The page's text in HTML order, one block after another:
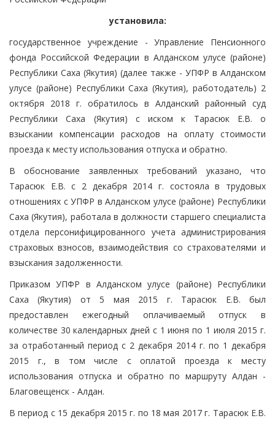
установила:
государственное учреждение - Управление Пенсионного
фонда Российской Федерации в Алданском улусе (районе)
Республики Саха (Якутия) (далее также - УПФР в Алданском
улусе (районе) Республики Саха (Якутия), работодатель) 2
октября 2018 г. обратилось в Алданский районный суд
Республики Саха (Якутия) с иском к Тарасюк Е.В. о
взыскании компенсации расходов на оплату стоимости
проезда к месту использования отпуска и обратно.
В обоснование заявленных требований указано, что
Тарасюк Е.В. с 2 декабря 2014 г. состояла в трудовых
отношениях с УПФР в Алданском улусе (районе) Республики
Саха (Якутия), работала в должности старшего специалиста
отдела персонифицированного учета администрирования
страховых взносов, взаимодействия со страхователями и
взыскания задолженности.
Приказом УПФР в Алданском улусе (районе) Республики
Саха (Якутия) от 5 мая 2015 г. Тарасюк Е.В. был
предоставлен ежегодный оплачиваемый отпуск в
количестве 30 календарных дней с 1 июня по 1 июля 2015 г.
за отработанный период с 2 декабря 2014 г. по 1 декабря
2015 г., в том числе с оплатой проезда к месту
использования отпуска и обратно по маршруту Алдан -
Благовещенск - Алдан.
В период с 15 декабря 2015 г. по 18 мая 2017 г. Тарасюк Е.В.